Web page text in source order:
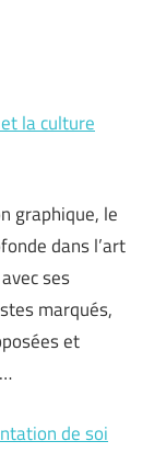
la culture
graphique, le
dans l’art
ses
marqués,
et
de soi